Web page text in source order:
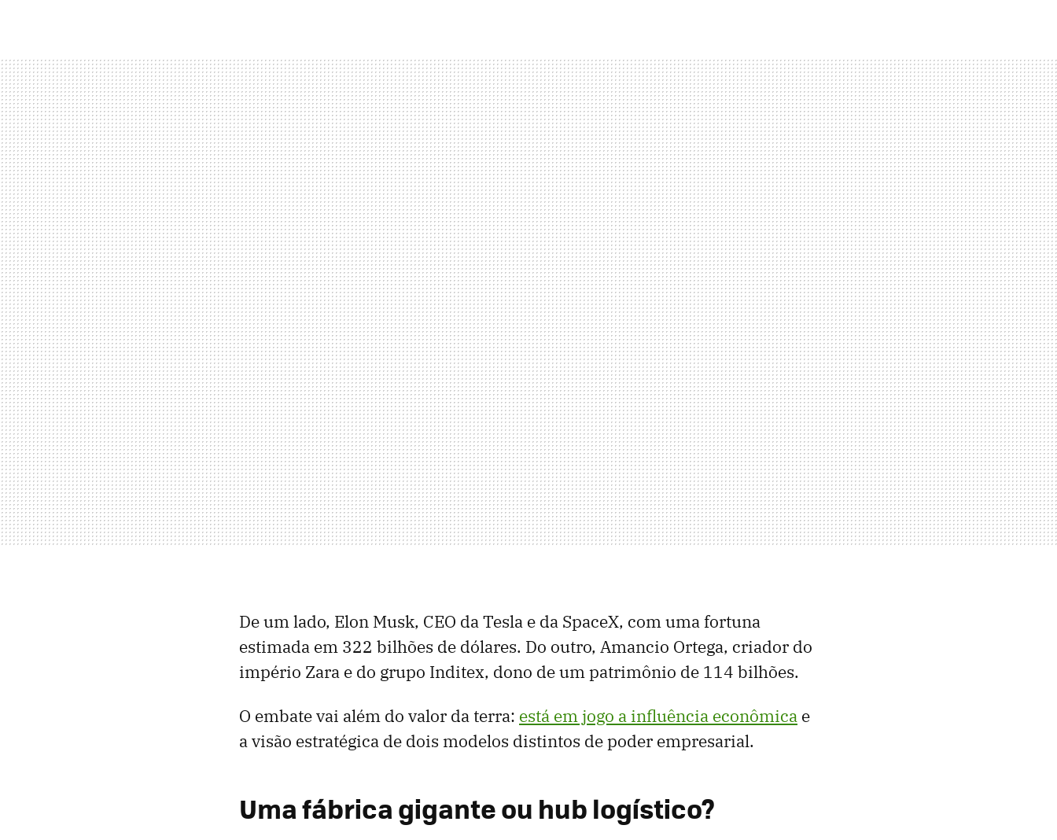
De um lado, Elon Musk, CEO da Tesla e da SpaceX, com uma fortuna
estimada em 322 bilhões de dólares. Do outro, Amancio Ortega, criador do
império Zara e do grupo Inditex, dono de um patrimônio de 114 bilhões.
O embate vai além do valor da terra: está em jogo a influência econômica e
a visão estratégica de dois modelos distintos de poder empresarial.
Uma fábrica gigante ou hub logístico?